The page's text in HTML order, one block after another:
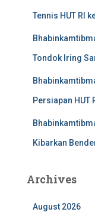
Tennis HUT RI
Tondok Iring
Persiapan HUT
Kibarkan
Archives
August 2026